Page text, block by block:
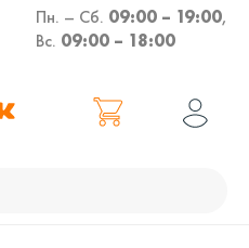
Пн. – Сб. 09:00 – 19:00,
Вс. 09:00 – 18:00